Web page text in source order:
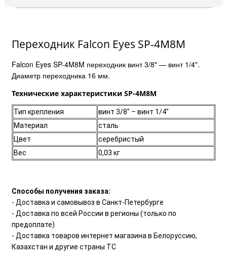
Переходник Falcon Eyes SP-4M8M
Falcon Eyes SP-4M8M переходник винт 3/8" — винт 1/4".
Диаметр переходника 16 мм.
Технические характеристики SP-4M8M
Тип крепления
винт 3/8" – винт 1/4"
Материал
сталь
Цвет
серебристый
Вес
0,03 кг
Способы получения заказа:
- Доставка и самовывоз в Санкт-Петербурге
- Доставка по всей России в регионы (только по
предоплате)
- Доставка товаров интернет магазина в Белоруссию,
Казахстан и другие страны ТС